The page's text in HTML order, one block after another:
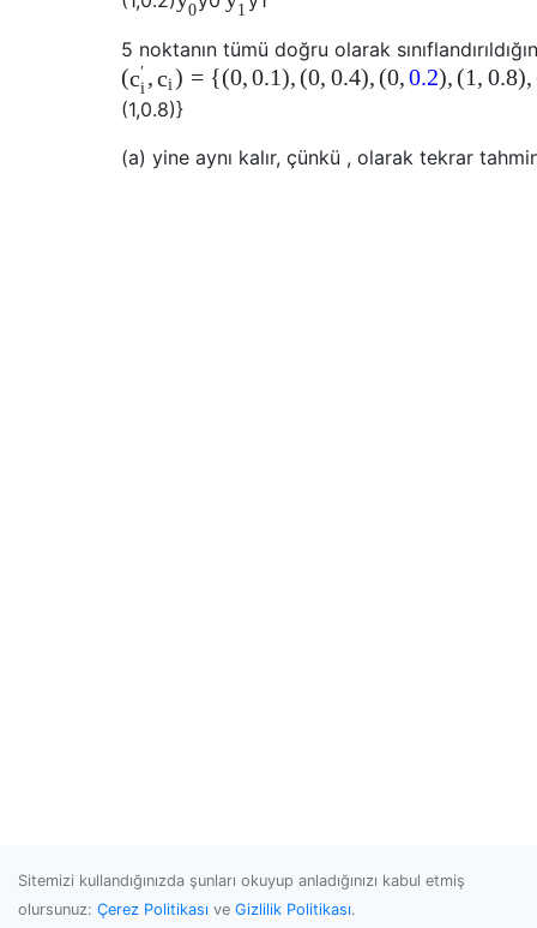
0
1
5 noktanın tümü doğru olarak
(c′
i , ci ) = {(0, 0.1), (0, 0.4), (0, 0.2), (1, 0.8),
(1,0.8)}
(a) yine aynı kalır, çünkü , olarak tekrar
Sitemizi kullandığınızda şunları okuyup anladığınızı kabul etmiş
olursunuz: Çerez Politikası ve Gizlilik Politikası.